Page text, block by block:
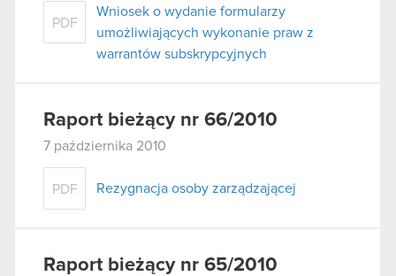
PDF
Wniosek o wydanie formularzy
umożliwiających wykonanie praw z
warrantów subskrypcyjnych
Raport bieżący nr 66/2010
7 października 2010
PDF Rezygnacja osoby zarządzającej
Raport bieżący nr 65/2010